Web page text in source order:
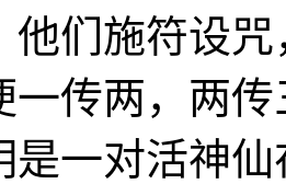
他们施符设
一传两，两
是一对活神